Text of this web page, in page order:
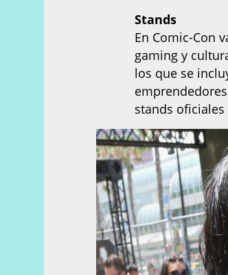
Stands
En Comic-Con
gaming y
los que se
stands oficiales